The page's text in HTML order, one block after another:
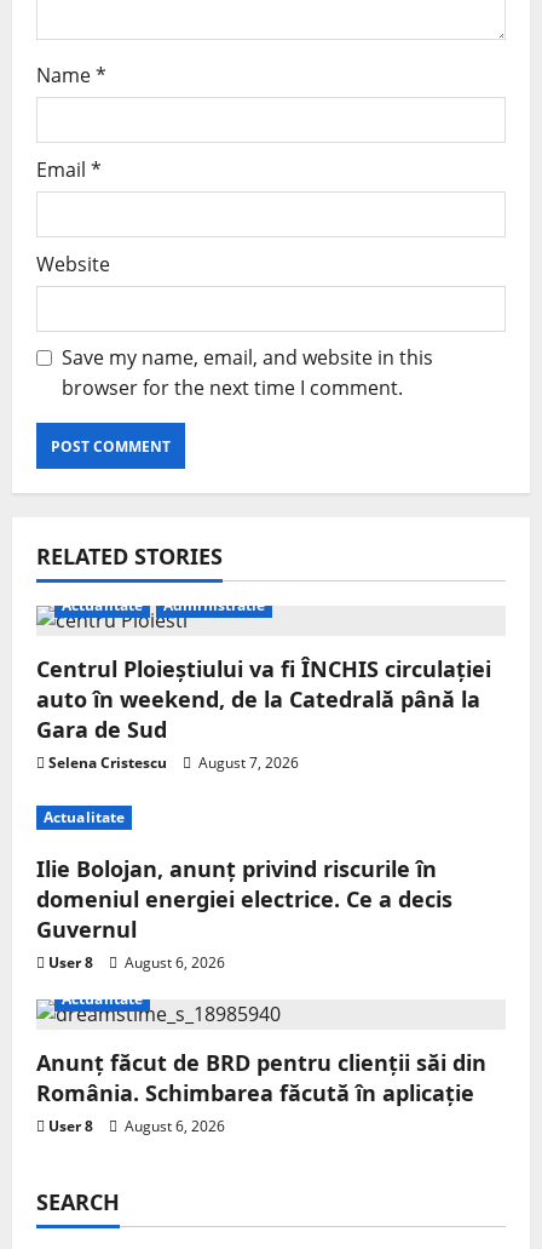
Name*
Email *
Website
Save my name, email, and website in this
browser for the next time I comment.
RELATED STORIES
Actualitate Administratie
Centrul Ploieștiului va fi ÎNCHIS circulației
auto în weekend, de la Catedrală până la
Gara de Sud
Selena Cristescu August 7, 2026
Actualitate
Ilie Bolojan, anunț privind riscurile în
domeniul energiei electrice. Ce a decis
Guvernul
User 8
August 6, 2026
Actualitate
Anunț făcut de BRD pentru clienții săi din
România. Schimbarea făcută în aplicație
User 8 August 6, 2026
SEARCH